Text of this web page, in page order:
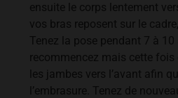
ensuite le corps lentement
vos bras reposent sur le
Tenez la pose pendant 7 à
recommencez mais cette
les jambes vers l’avant afin
l’embrasure. Tenez de